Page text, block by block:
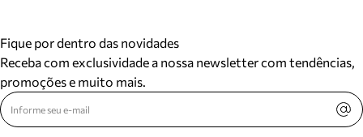
Fique por dentro das novidades
Receba com exclusividade a nossa newsletter com tendências,
promoções e muito mais.